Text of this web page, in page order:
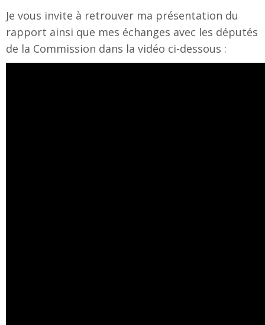
Je vous invite à retrouver ma présentation du
rapport ainsi que mes échanges avec les députés
de la Commission dans la vidéo ci-dessous :